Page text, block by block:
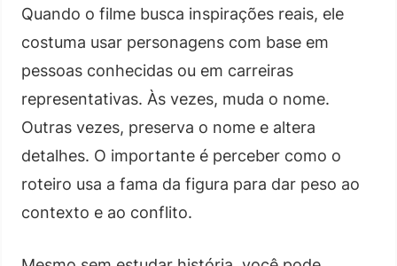
Quando o filme busca inspirações reais, ele
costuma usar personagens com base em
pessoas conhecidas ou em carreiras
representativas. Às vezes, muda o nome.
Outras vezes, preserva o nome e altera
detalhes. O importante é perceber como o
roteiro usa a fama da figura para dar peso ao
contexto e ao conflito.